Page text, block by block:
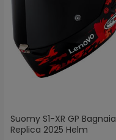
Suomy S1-XR GP Bagnaia
Replica 2025 Helm